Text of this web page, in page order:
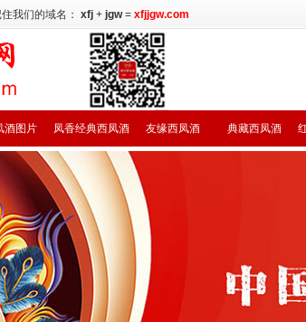
我们的域名： xfj + jgw= xfjjgw.com
酒图片 凤香经典西凤酒 友缘西凤酒 典藏西凤酒